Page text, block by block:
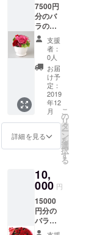
7500円
分のバ
ラの花
をお送
りいた
しま
す。
5000円
分、
10000
円分、
２万円
分のお
花を数
回に分
ける事
です。
支援し
て頂い
た方に
もしく
は、大
切な方
支援
者：
0人
お届
け予
定：
2019
年12
月
詳細を見る
こ
の
リ
タ
ー
ン
を
選
択
す
る
10,
000 円
15000
円分の
バラの
花をお